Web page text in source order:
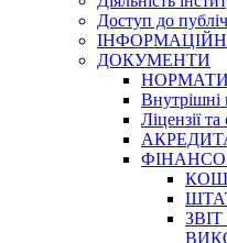
Доступ до
ДОКУМЕНТИ
Внутрішні
Ліцензії